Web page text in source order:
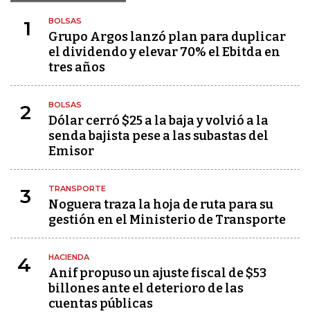
1 BOLSAS
Grupo Argos lanzó plan para duplicar
el dividendo y elevar 70% el Ebitda en
tres años
2 BOLSAS
Dólar cerró $25 a la baja y volvió a la
senda bajista pese a las subastas del
Emisor
3 TRANSPORTE
Noguera traza la hoja de ruta para su
gestión en el Ministerio de Transporte
4 HACIENDA
Anif propuso un ajuste fiscal de $53
billones ante el deterioro de las
cuentas públicas